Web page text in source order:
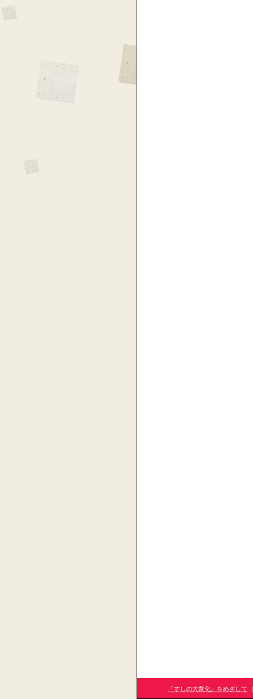
「すしの大衆化」をめざして